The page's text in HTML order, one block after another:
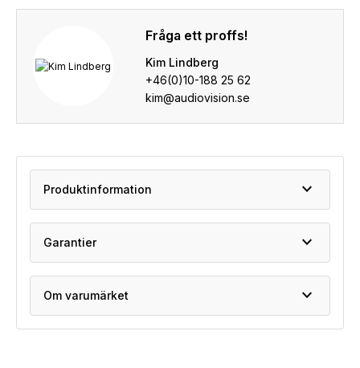
Fråga ett proffs!
Kim Lindberg
+46(0)10-188 25 62
kim@audiovision.se
Produktinformation expand_more
Garantier expand_more
Om varumärket expand_more